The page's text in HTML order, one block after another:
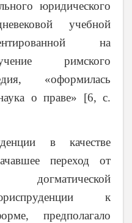
юридического
учебной
на
римского
«оформилась
о праве» [6, с.
в качестве
переход от
к
предполагало